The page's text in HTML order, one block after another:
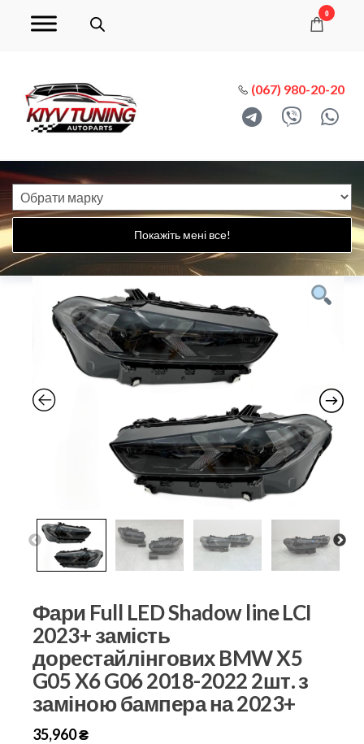
0
(067) 980-20-20
Покажіть мені все!
Фари Full LED Shadow line LCI
2023+ замість
дорестайлінгових BMW X5
G05 X6 G06 2018-2022 2шт. з
заміною бампера на 2023+
35,960₴